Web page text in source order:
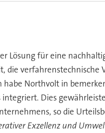
Lösung für eine
die verfahrenstechnische
Northvolt in
Dies
so die
Exzellenz und